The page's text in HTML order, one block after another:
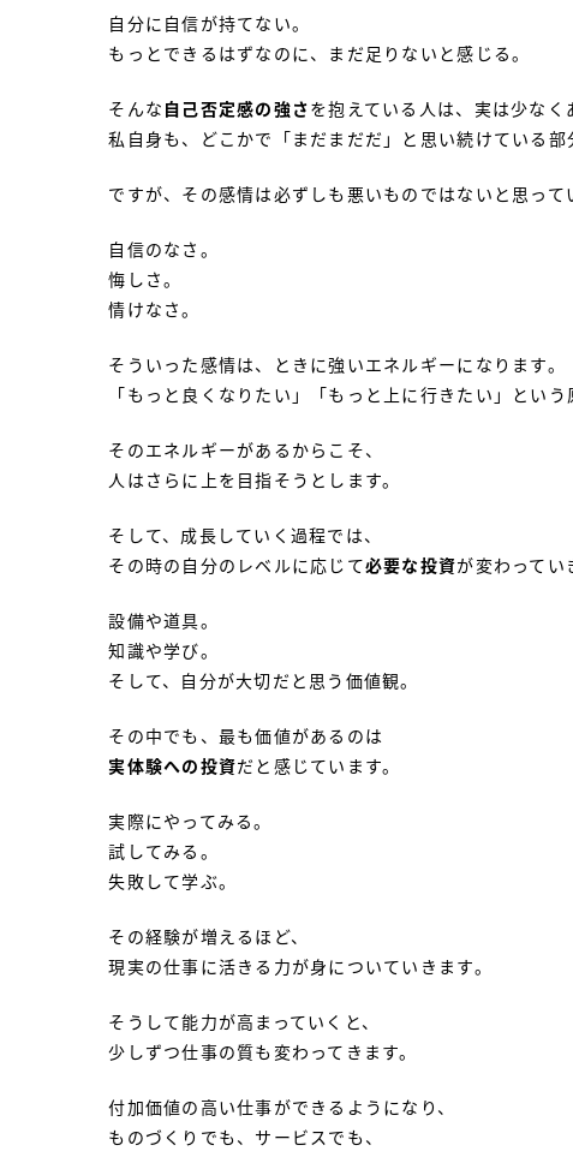
自分に自信が持てない。
もっとできるはずなのに、まだ足りないと感じる。
そんな 自己否定感の強さを抱えている人は、実は少なく
私自身も、どこかで「まだまだだ」と思い続けている部
ですが、その感情は必ずしも悪いものではないと思って
自信のなさ。
悔しさ。
情けなさ。
そういった感情は、ときに強いエネルギーになります。
「もっと良くなりたい」「もっと上に行きたい」という
そのエネルギーがあるからこそ、
人はさらに上を目指そうとします。
そして、成長していく過程では、
その時の自分のレベルに応じて必要な投資が変わってい
設備や道具。
知識や学び。
そして、自分が大切だと思う価値観。
その中でも、最も価値があるのは
実体験への投資だと感じています。
実際にやってみる。
試してみる。
失敗して学ぶ。
その経験が増えるほど、
現実の仕事に活きる力が身についていきます。
そうして能力が高まっていくと、
少しずつ仕事の質も変わってきます。
付加価値の高い仕事ができるようになり、
ものづくりでも、サービスでも、